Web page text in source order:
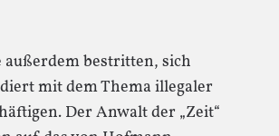
bestritten, sich
mit dem Thema illegaler
Der Anwalt der „Zeit“